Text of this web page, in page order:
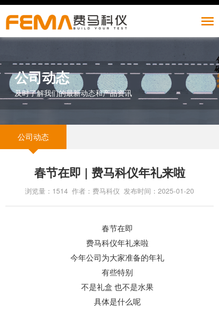
公司动态
及时了解我们的最新动态和产品资讯
公司动态
春节在即 | 费马科仪年礼来啦
浏览量：1514 作者：费马科仪 发布时间：2025-01-20
春节在即
费马科仪年礼来啦
今年公司为大家准备的年礼
有些特别
不是礼盒 也不是水果
具体是什么呢